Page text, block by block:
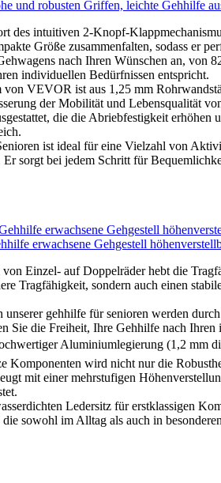
und robusten Griffen, leichte Gehhilfe
des intuitiven 2-Knopf-
Größe zusammenfalten, sodass er
nach Ihren Wünschen an,
individuellen Bedürfnissen entspricht.
VEVOR ist aus 1,25 mm
der Mobilität und Lebensqualität
die die Abriebfestigkeit
ist ideal für eine Vielzahl von
sorgt bei jedem Schritt für
erwachsene Gehgestell
Einzel- auf Doppelräder hebt die
Tragfähigkeit, sondern auch einen
gehhilfe für senioren werden
Sie die Freiheit, Ihre Gehhilfe nach
Aluminiumlegierung (1,2
wird nicht nur die
mit einer mehrstufigen
Ledersitz für erstklassigen
sowohl im Alltag als auch in